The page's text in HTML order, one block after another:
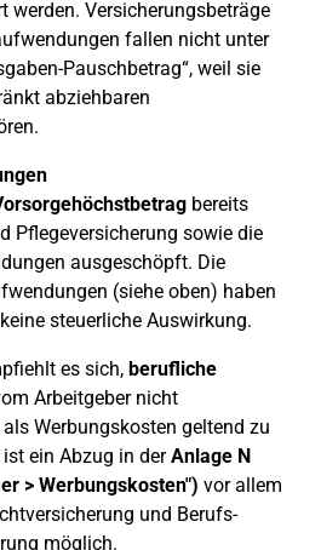
werden. Versicherungsbeträge
fallen nicht unter
Pauschbetrag“, weil sie
abziehbaren
bereits
Pflegeversicherung sowie die
ausgeschöpft. Die
(siehe oben) haben
steuerliche Auswirkung.
es sich, berufliche
Arbeitgeber nicht
Werbungskosten geltend zu
ein Abzug in derAnlage N
> Werbungskosten") vor allem
und Berufs-
möglich.